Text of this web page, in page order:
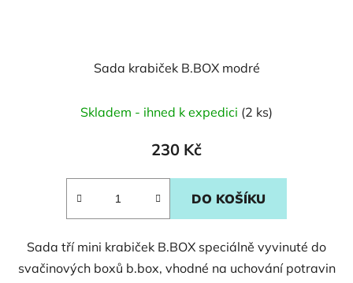
Sada krabiček B.BOX modré
Skladem - ihned k expedici (2 ks)
230 Kč
DO KOŠÍKU
Sada tří mini krabiček B.BOX speciálně vyvinuté do
svačinových boxů b.box, vhodné na uchování potravin